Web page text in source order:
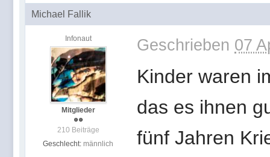
Michael Fallik
Infonaut
Mitglieder
210 Beiträge
Geschlecht: männlich
Geschrieben 07
Kinder waren
das es ihnen
fünf Jahren